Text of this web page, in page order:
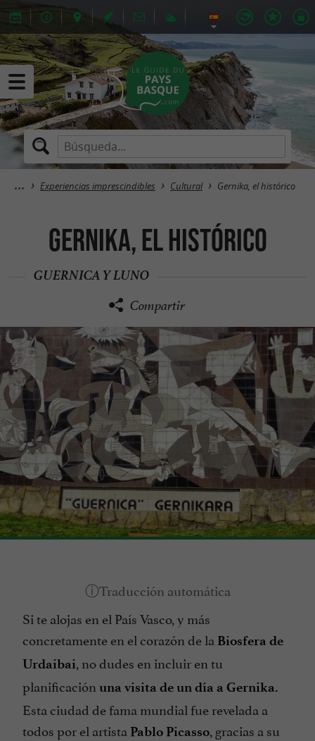
Experiencias imprescindibles Cultural Gernika, el histórico
Gernika, el histórico
GUERNICA Y LUNO
Compartir
Si te alojas en el País Vasco, y más
concretamente en el corazón de la Biosfera de
Urdaibai, no dudes en incluir en tu
planificación una visita de un día a Gernika.
Esta ciudad de fama mundial fue revelada a
todos por el artista Pablo Picasso, gracias a su